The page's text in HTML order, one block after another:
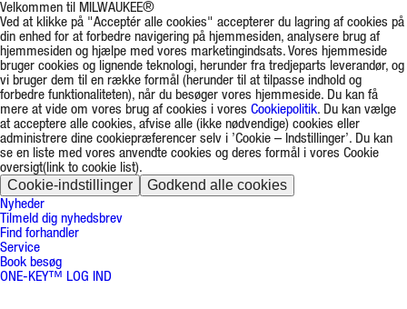
Velkommen til MILWAUKEE®
Ved at klikke på "Acceptér alle cookies" accepterer du lagring af cookies på
din enhed for at forbedre navigering på hjemmesiden, analysere brug af
hjemmesiden og hjælpe med vores marketingindsats. Vores hjemmeside
bruger cookies og lignende teknologi, herunder fra tredjeparts leverandør, og
vi bruger dem til en række formål (herunder til at tilpasse indhold og
forbedre funktionaliteten), når du besøger vores hjemmeside. Du kan få
mere at vide om vores brug af cookies i vores Cookiepolitik. Du kan vælge
at acceptere alle cookies, afvise alle (ikke nødvendige) cookies eller
administrere dine cookiepræferencer selv i ’Cookie – Indstillinger’. Du kan
se en liste med vores anvendte cookies og deres formål i vores Cookie
oversigt(link to cookie list).
Cookie-indstillinger Godkend alle cookies
Nyheder
Tilmeld dig nyhedsbrev
Find forhandler
Service
Book besøg
ONE-KEY™ LOG IND